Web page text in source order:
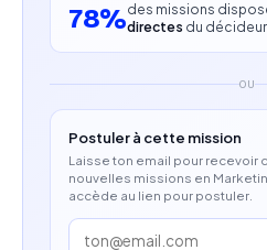
78%des missions
directes du décideur
OU
Postuler à cette mission
Laisse ton email pour recevoir
nouvelles missions en
accède au lien pour postuler.